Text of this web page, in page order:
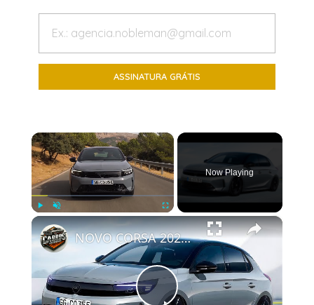
×
Now Playing
×
NOVO CORSA 2024 É REVELADO COM ATUALIZAÇÕES NO VISUAL